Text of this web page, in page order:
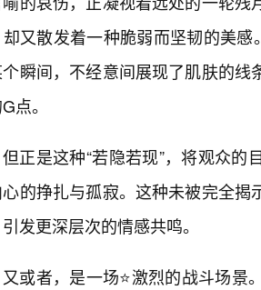
又散发着一种脆弱而坚韧的美
瞬间，不经意间展现了肌肤的
点。
但正是这种“若隐若现”，将观众
的挣扎与孤寂。这种未被完全
发更深层次的情感共鸣。
又或者，是一场⭐激烈的战斗场